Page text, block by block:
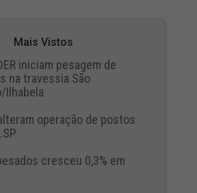
Mais Vistos
iniciam pesagem de
na travessia São
Ilhabela
operação de postos
cresceu 0,3% em